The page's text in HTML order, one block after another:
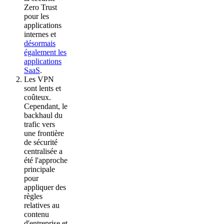
Zero Trust
pour les
applications
internes et
désormais
également les
applications
SaaS.
Les VPN
sont lents et
coûteux.
Cependant, le
backhaul du
trafic vers
une frontière
de sécurité
centralisée a
été l'approche
principale
pour
appliquer des
règles
relatives au
contenu